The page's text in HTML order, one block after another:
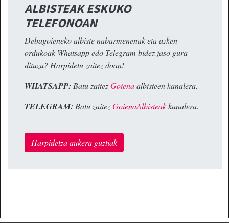
ALBISTEAK ESKUKO
TELEFONOAN
Debagoieneko albiste nabarmenenak eta azken
ordukoak Whatsapp edo Telegram bidez jaso gura
dituzu? Harpidetu zaitez doan!
WHATSAPP: Batu zaitezGoienaalbisteen kanalera.
TELEGRAM: Batu zaitezGoienaAlbisteakkanalera.
Harpidetza aukera guztiak